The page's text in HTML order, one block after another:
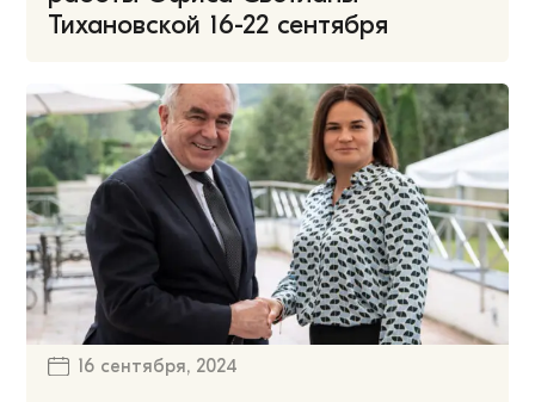
Тихановской 16-22 сентября
16 сентября, 2024